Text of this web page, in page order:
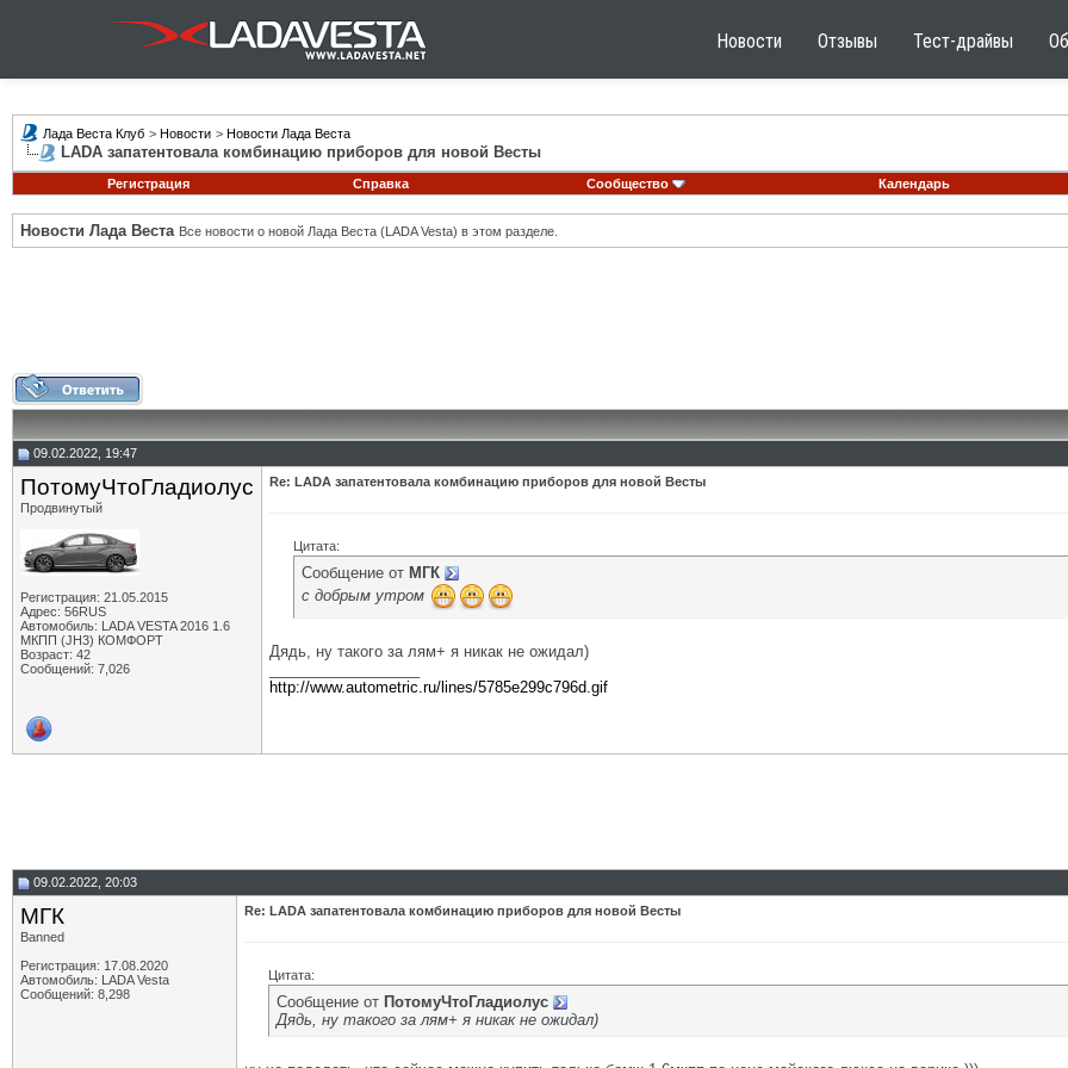
Новости Отзывы Тест-драйвы
Лада Веста Клуб > Новости > Новости Лада Веста
LADA запатентовала комбинацию приборов для новой Весты
Регистрация Справка Сообщество Календарь
Новости Лада Веста Все новости о новой Лада Веста (LADA Vesta) в этом разделе.
09.02.2022, 19:47
ПотомуЧтоГладиолус
Продвинутый
Регистрация: 21.05.2015
Адрес: 56RUS
Автомобиль: LADA VESTA 2016 1.6
МКПП (JH3) КОМФОРТ
Возраст: 42
Сообщений: 7,026
Re: LADA запатентовала комбинацию приборов для новой Весты
Цитата:
Сообщение от МГК
с добрым утром
Дядь, ну такого за лям+ я никак не ожидал)
http://www.autometric.ru/lines/5785e299c796d.gif
09.02.2022, 20:03
МГК
Banned
Регистрация: 17.08.2020
Автомобиль: LADA Vesta
Сообщений: 8,298
Re: LADA запатентовала комбинацию приборов для новой Весты
Цитата:
Сообщение от ПотомуЧтоГладиолус
Дядь, ну такого за лям+ я никак не ожидал)